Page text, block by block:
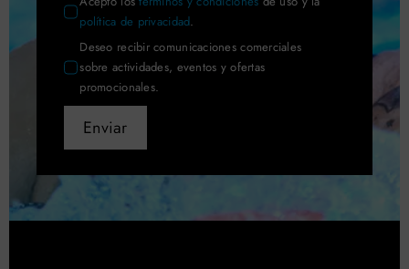
política de privacidad.
Deseo recibir comunicaciones comerciales
sobre actividades, eventos y ofertas
promocionales.
Enviar